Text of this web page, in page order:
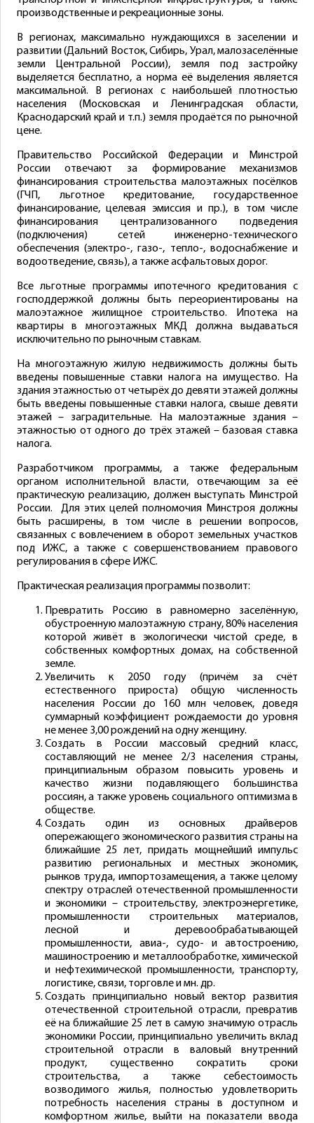
производственные и рекреационные зоны.
В регионах, максимально нуждающихся в заселении и
развитии (Дальний Восток, Сибирь, Урал, малозаселённые
земли Центральной России), земля под застройку
выделяется бесплатно, а норма её выделения является
максимальной. В регионах с наибольшей плотностью
населения (Московская и Ленинградская области,
Краснодарский край и т.п.) земля продаётся по рыночной
цене.
Правительство Российской Федерации и Минстрой
России отвечают за формирование механизмов
финансирования строительства малоэтажных посёлков
(ГЧП, льготное кредитование, государственное
финансирование, целевая эмиссия и пр.), в том числе
финансирования централизованного подведения
(подключения) сетей инженерно-технического
обеспечения (электро-, газо-, тепло-, водоснабжение и
водоотведение, связь), а также асфальтовых дорог.
Все льготные программы ипотечного кредитования с
господдержкой должны быть переориентированы на
малоэтажное жилищное строительство. Ипотека на
квартиры в многоэтажных МКД должна выдаваться
исключительно по рыночным ставкам.
На многоэтажную жилую недвижимость должны быть
введены повышенные ставки налога на имущество. На
здания этажностью от четырёх до девяти этажей должны
быть введены повышенные ставки налога, свыше девяти
этажей – заградительные. На малоэтажные здания –
этажностью от одного до трёх этажей – базовая ставка
налога.
Разработчиком программы, а также федеральным
органом исполнительной власти, отвечающим за её
практическую реализацию, должен выступать Минстрой
России. Для этих целей полномочия Минстроя должны
быть расширены, в том числе в решении вопросов,
связанных с вовлечением в оборот земельных участков
под ИЖС, а также с совершенствованием правового
регулирования в сфере ИЖС.
Практическая реализация программы позволит:
Превратить Россию в равномерно заселённую,
обустроенную малоэтажную страну, 80% населения
которой живёт в экологически чистой среде, в
собственных комфортных домах, на собственной
земле.
Увеличить к 2050 году (причём за счёт
естественного прироста) общую численность
населения России до 160 млн человек, доведя
суммарный коэффициент рождаемости до уровня
не менее 3,00 рождений на одну женщину.
Создать в России массовый средний класс,
составляющий не менее 2/3 населения страны,
принципиальным образом повысить уровень и
качество жизни подавляющего большинства
россиян, а также уровень социального оптимизма в
обществе.
Создать один из основных драйверов
опережающего экономического развития страны на
ближайшие 25 лет, придать мощнейший импульс
развитию региональных и местных экономик,
рынков труда, импортозамещения, а также целому
спектру отраслей отечественной промышленности
и экономики – строительству, электроэнергетике,
промышленности строительных материалов,
лесной и деревообрабатывающей
промышленности, авиа-, судо- и автостроению,
машиностроению и металлообработке, химической
и нефтехимической промышленности, транспорту,
логистике, связи, торговле и мн. др.
Создать принципиально новый вектор развития
отечественной строительной отрасли, превратив
её на ближайшие 25 лет в самую значимую отрасль
экономики России, принципиально увеличить вклад
строительной отрасли в валовый внутренний
продукт, существенно сократить сроки
строительства, а также себестоимость
возводимого жилья, полностью удовлетворить
потребность населения страны в доступном и
комфортном жилье, выйти на показатели ввода